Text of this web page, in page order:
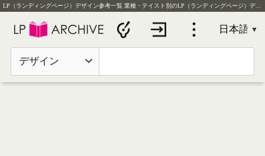
LP（ランディングページ）デザイン参考一覧 業種・テイスト別のLP（ランディングページ）デザイン実例を毎日更新
デザイン